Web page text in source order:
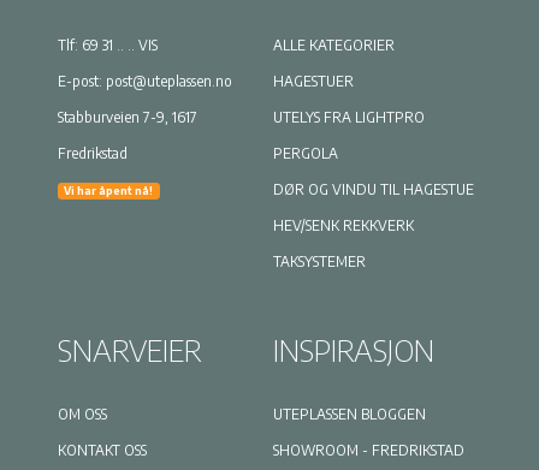
Tlf: 69 31 .. .. VIS
E-post: post@uteplassen.no
Stabburveien 7-9, 1617
Fredrikstad
Vi har åpent nå!
ALLE KATEGORIER
HAGESTUER
UTELYS FRA LIGHTPRO
PERGOLA
DØR OG VINDU TIL HAGESTUE
HEV/SENK REKKVERK
TAKSYSTEMER
SNARVEIER
OM OSS
KONTAKT OSS
INSPIRASJON
UTEPLASSEN BLOGGEN
SHOWROOM - FREDRIKSTAD